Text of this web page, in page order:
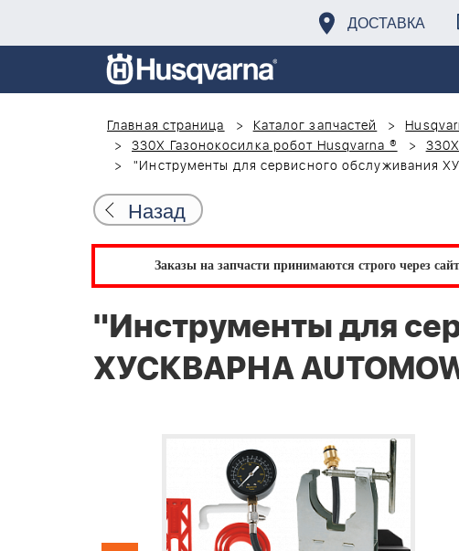
ДОСТАВКА
Главная страница
Каталог запчастей
330X Газонокосилка робот Husqvarna ®
"Инструменты для сервисного обслуживания
Назад
Заказы на запчасти принимаются строго через
"Инструменты для
ХУСКВАРНА